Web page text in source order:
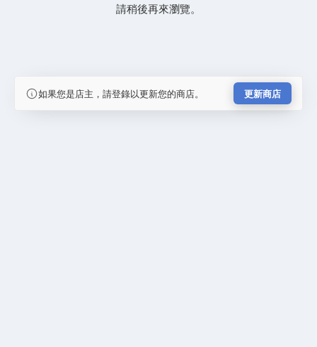
請稍後再來瀏覽。
如果您是店主，請登錄以更新您的商店。 更新商店